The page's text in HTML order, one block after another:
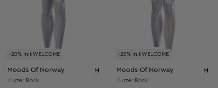
-20% mit WELCOME
Moods Of Norway M
Kurzer Rock
-20% mit WELCOME
Moods Of Norway M
Kurzer Rock